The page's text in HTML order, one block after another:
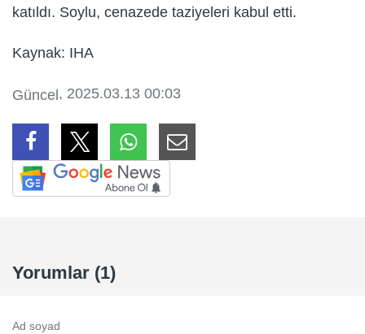
katıldı. Soylu, cenazede taziyeleri kabul etti.
Kaynak: IHA
Güncel, 2025.03.13 00:03
Yorumlar (1)